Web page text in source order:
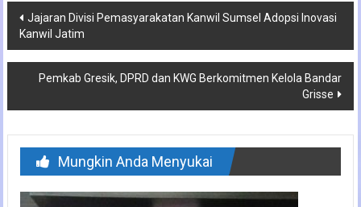
Navigasi
pos
Jajaran Divisi Pemasyarakatan Kanwil Sumsel Adopsi Inovasi
Kanwil Jatim
Pemkab Gresik, DPRD dan KWG Berkomitmen Kelola Bandar
Grisse
Mungkin Anda Menyukai